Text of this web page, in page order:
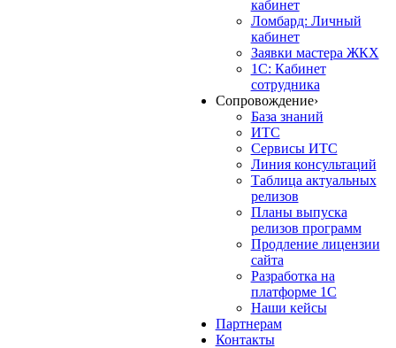
кабинет
Ломбард: Личный
кабинет
Заявки мастера ЖКХ
1С: Кабинет
сотрудника
Сопровождение›
База знаний
ИТС
Сервисы ИТС
Линия консультаций
Таблица актуальных
релизов
Планы выпуска
релизов программ
Продление лицензии
сайта
Разработка на
платформе 1С
Наши кейсы
Партнерам
Контакты